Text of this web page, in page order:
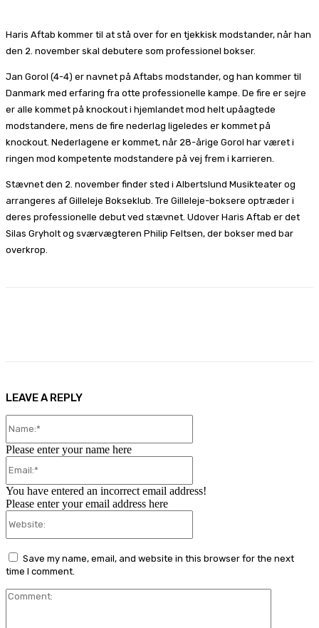
Haris Aftab kommer til at stå over for en tjekkisk modstander, når han
den 2. november skal debutere som professionel bokser.
Jan Gorol (4-4) er navnet på Aftabs modstander, og han kommer til
Danmark med erfaring fra otte professionelle kampe. De fire er sejre
er alle kommet på knockout i hjemlandet mod helt upåagtede
modstandere, mens de fire nederlag ligeledes er kommet på
knockout. Nederlagene er kommet, når 28-årige Gorol har været i
ringen mod kompetente modstandere på vej frem i karrieren.
Stævnet den 2. november finder sted i Albertslund Musikteater og
arrangeres af Gilleleje Bokseklub. Tre Gilleleje-boksere optræder i
deres professionelle debut ved stævnet. Udover Haris Aftab er det
Silas Gryholt og sværvægteren Philip Feltsen, der bokser med bar
overkrop.
LEAVE A REPLY
Please enter your name here
You have entered an incorrect email address!
Please enter your email address here
Save my name, email, and website in this browser for the next
time I comment.